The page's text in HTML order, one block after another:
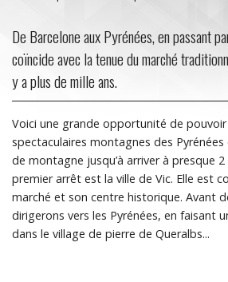
De Barcelone aux Pyrénées, en passant
coïncide avec la tenue du marché
y a plus de mille ans.
Voici une grande opportunité de
spectaculaires montagnes des
de montagne jusqu’à arriver à presque 2
premier arrêt est la ville de Vic. Elle est
marché et son centre historique. Avant
dirigerons vers les Pyrénées, en faisant
dans le village de pierre de Queralbs...